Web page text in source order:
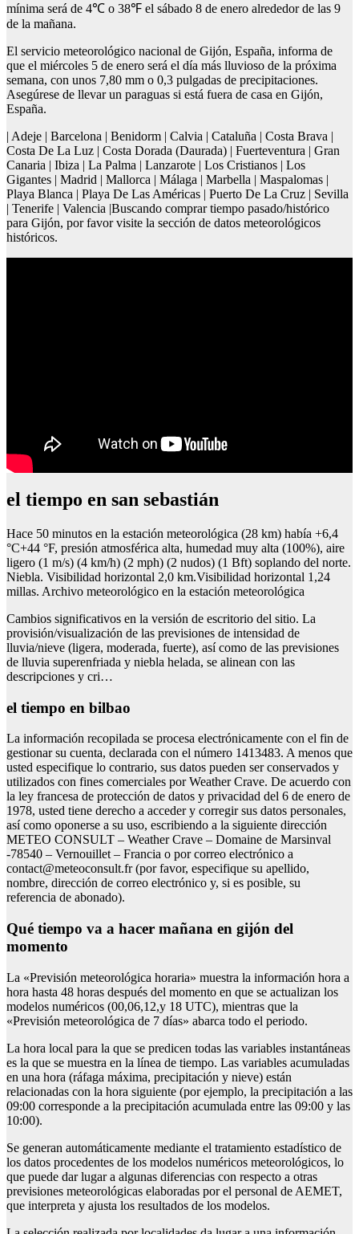
mínima será de 4℃ o 38℉ el sábado 8 de enero alrededor de las 9
de la mañana.
El servicio meteorológico nacional de Gijón, España, informa de
que el miércoles 5 de enero será el día más lluvioso de la próxima
semana, con unos 7,80 mm o 0,3 pulgadas de precipitaciones.
Asegúrese de llevar un paraguas si está fuera de casa en Gijón,
España.
| Adeje | Barcelona | Benidorm | Calvia | Cataluña | Costa Brava |
Costa De La Luz | Costa Dorada (Daurada) | Fuerteventura | Gran
Canaria | Ibiza | La Palma | Lanzarote | Los Cristianos | Los
Gigantes | Madrid | Mallorca | Málaga | Marbella | Maspalomas |
Playa Blanca | Playa De Las Américas | Puerto De La Cruz | Sevilla
| Tenerife | Valencia |Buscando comprar tiempo pasado/histórico
para Gijón, por favor visite la sección de datos meteorológicos
históricos.
el tiempo en san sebastián
Hace 50 minutos en la estación meteorológica (28 km) había +6,4
°C+44 °F, presión atmosférica alta, humedad muy alta (100%), aire
ligero (1 m/s) (4 km/h) (2 mph) (2 nudos) (1 Bft) soplando del norte.
Niebla. Visibilidad horizontal 2,0 km.Visibilidad horizontal 1,24
millas. Archivo meteorológico en la estación meteorológica
Cambios significativos en la versión de escritorio del sitio. La
provisión/visualización de las previsiones de intensidad de
lluvia/nieve (ligera, moderada, fuerte), así como de las previsiones
de lluvia superenfriada y niebla helada, se alinean con las
descripciones y cri…
el tiempo en bilbao
La información recopilada se procesa electrónicamente con el fin de
gestionar su cuenta, declarada con el número 1413483. A menos que
usted especifique lo contrario, sus datos pueden ser conservados y
utilizados con fines comerciales por Weather Crave. De acuerdo con
la ley francesa de protección de datos y privacidad del 6 de enero de
1978, usted tiene derecho a acceder y corregir sus datos personales,
así como oponerse a su uso, escribiendo a la siguiente dirección
METEO CONSULT – Weather Crave – Domaine de Marsinval
-78540 – Vernouillet – Francia o por correo electrónico a
contact@meteoconsult.fr(por favor, especifique su apellido,
nombre, dirección de correo electrónico y, si es posible, su
referencia de abonado).
Qué tiempo va a hacer mañana en gijón del
momento
La «Previsión meteorológica horaria» muestra la información hora a
hora hasta 48 horas después del momento en que se actualizan los
modelos numéricos (00,06,12,y 18 UTC), mientras que la
«Previsión meteorológica de 7 días» abarca todo el periodo.
La hora local para la que se predicen todas las variables instantáneas
es la que se muestra en la línea de tiempo. Las variables acumuladas
en una hora (ráfaga máxima, precipitación y nieve) están
relacionadas con la hora siguiente (por ejemplo, la precipitación a las
09:00 corresponde a la precipitación acumulada entre las 09:00 y las
10:00).
Se generan automáticamente mediante el tratamiento estadístico de
los datos procedentes de los modelos numéricos meteorológicos, lo
que puede dar lugar a algunas diferencias con respecto a otras
previsiones meteorológicas elaboradas por el personal de AEMET,
que interpreta y ajusta los resultados de los modelos.